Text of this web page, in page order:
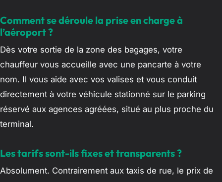
Comment se déroule la prise en charge à
l’aéroport ?
Dès votre sortie de la zone des bagages, votre
chauffeur vous accueille avec une pancarte à votre
nom. Il vous aide avec vos valises et vous conduit
directement à votre véhicule stationné sur le parking
réservé aux agences agréées, situé au plus proche du
terminal.
Les tarifs sont-ils fixes et transparents ?
Absolument. Contrairement aux taxis de rue, le prix de